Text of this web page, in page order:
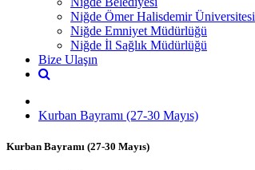
Niğde Ömer Halisdemir Üniversitesi
Niğde Emniyet Müdürlüğü
Niğde İl Sağlık Müdürlüğü
Bize Ulaşın
Kurban Bayramı (27-30 Mayıs)
Kurban Bayramı (27-30 Mayıs)